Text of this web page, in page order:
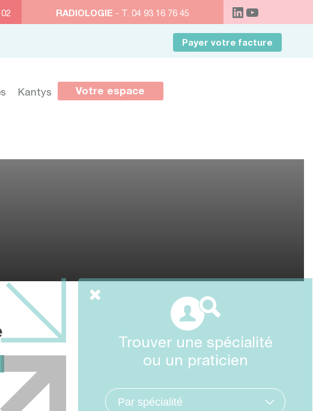
RADIOLOGIE - T. 04 93 16 76 45
Payer votre facture
Trouver une spécialité
ou un praticien
Kantys Votre espace